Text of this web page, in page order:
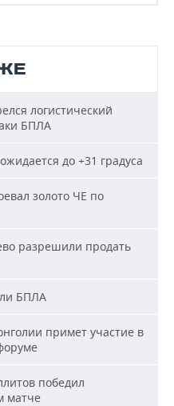
логистический
БПЛА
до +31 градуса
золото ЧЕ по
разрешили продать
БПЛА
примет участие в
победил
матче